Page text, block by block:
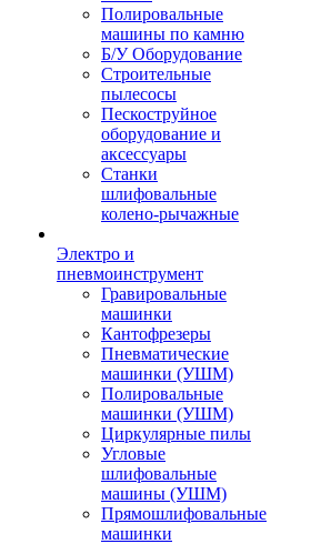
Полировальные
машины по камню
Б/У Оборудование
Строительные
пылесосы
Пескоструйное
оборудование и
аксессуары
Станки
шлифовальные
колено-рычажные
Электро и
пневмоинструмент
Гравировальные
машинки
Кантофрезеры
Пневматические
машинки (УШМ)
Полировальные
машинки (УШМ)
Циркулярные пилы
Угловые
шлифовальные
машины (УШМ)
Прямошлифовальные
машинки